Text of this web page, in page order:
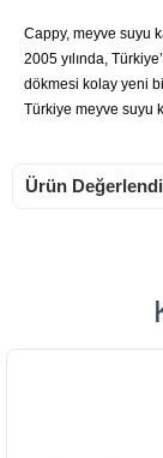
Cappy, meyve suyu
2005 yılında,
dökmesi kolay yeni
Türkiye meyve suyu
Ürün